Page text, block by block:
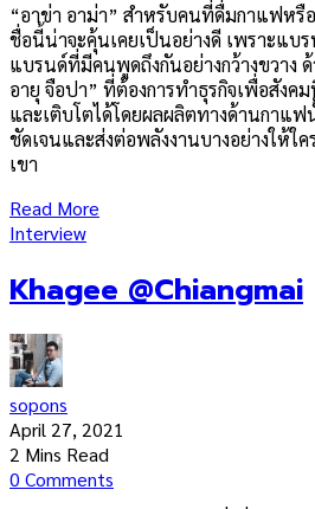
“อาข่า อาม่า” สำหรับคนที่ดื่มกาแฟหรื
ชื่อนี้น่าจะคุ้นเคยเป็นอย่างดี เพราะแบ
แบรนด์ที่มีคนพูดถึงกันอย่างกว้างขวาง
อายุ จือปา” ที่ต้องการทำธุรกิจเพื่อสังค
และเติบโตได้โดยผลผลิตทางด้านกาแ
ชัดเจนและส่งต่อพลังงานบางอย่างให้ใค
เขา
Read More
Interview
Khagee @Chiangmai
sopons
April 27, 2021
2 Mins Read
0 Comments